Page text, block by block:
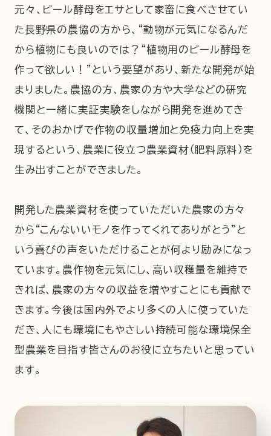
元々、ビール酵母をエサとして家畜に食べさせてい
た長野県の農協の方から、“動物が元気になるんだ
から植物にも良いのでは？“植物用のビール酵母を
作って欲しい！”という要望があり、新たな開発が始
まりました。農協の方、農家の方や大学などの研究
機関と一緒に実証実験をしながら開発を進めてき
て、そのおかげで作物の収量増加と免疫力向上を実
現するという、農業に役立つ農業資材（肥料原料）を
生み出すことができました。
開発した農業資材を使っていただいた農家の方々
から“こんないいモノを作ってくれてありがとう”と
いう喜びの声をいただけることが何より励みになっ
ています。農作物を元気にし、高い収穫量を維持で
きれば、農家の方々の収益を増やすことにも貢献で
きます。今後は国内外でより多くの人に使っていた
だき、人にも環境にもやさしい持続可能な環境保全
型農業を目指す皆さんのお役に立ちたいと思ってい
ます。